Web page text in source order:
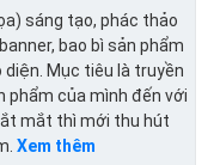
sáng tạo, phác thảo
bao bì sản phẩm
Mục tiêu là truyền
phẩm của mình đến với
mắt thì mới thu hút
Xem thêm